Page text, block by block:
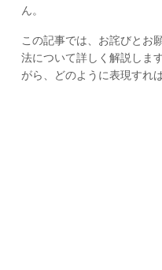
ん。
この記事では、お詫びとお
法について詳しく解説しま
がら、どのように表現すれ